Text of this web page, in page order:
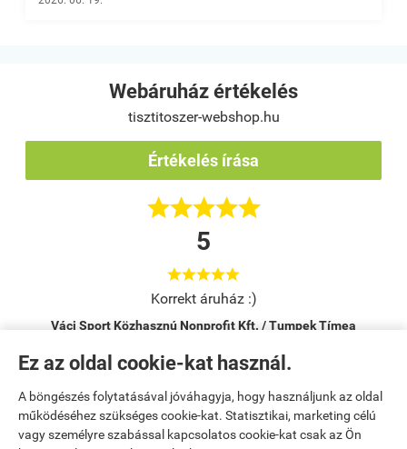
Ez az oldal cookie-kat használ.
A böngészés folytatásával jóváhagyja, hogy használjunk az oldal
működéséhez szükséges cookie-kat. Statisztikai, marketing célú
vagy személyre szabással kapcsolatos cookie-kat csak az Ön
Webáruház értékelés
tisztitoszer-webshop.hu
Értékelés írása

5

Korrekt áruház :)
Váci Sport Közhasznú Nonprofit Kft. / Tumpek Tímea
Kezdőlap|Regisztráció|Bemutatkozás|
Kosár tartalma, megrendelés|Elérhetőségek|Rendelési feltételek